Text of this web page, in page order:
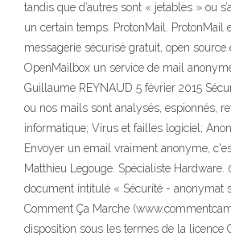
tandis que d’autres sont « jetables » ou
un certain temps. ProtonMail. ProtonMail
messagerie sécurisé gratuit, open source
OpenMailbox un service de mail
Guillaume REYNAUD 5 février 2015
ou nos mails sont analysés, espionnés,
informatique; Virus et failles logiciel;
Envoyer un email vraiment anonyme,
Matthieu Legouge. Spécialiste Hardware.
document intitulé « Sécurité - anonymat
Comment Ça Marche
disposition sous les termes de la licence